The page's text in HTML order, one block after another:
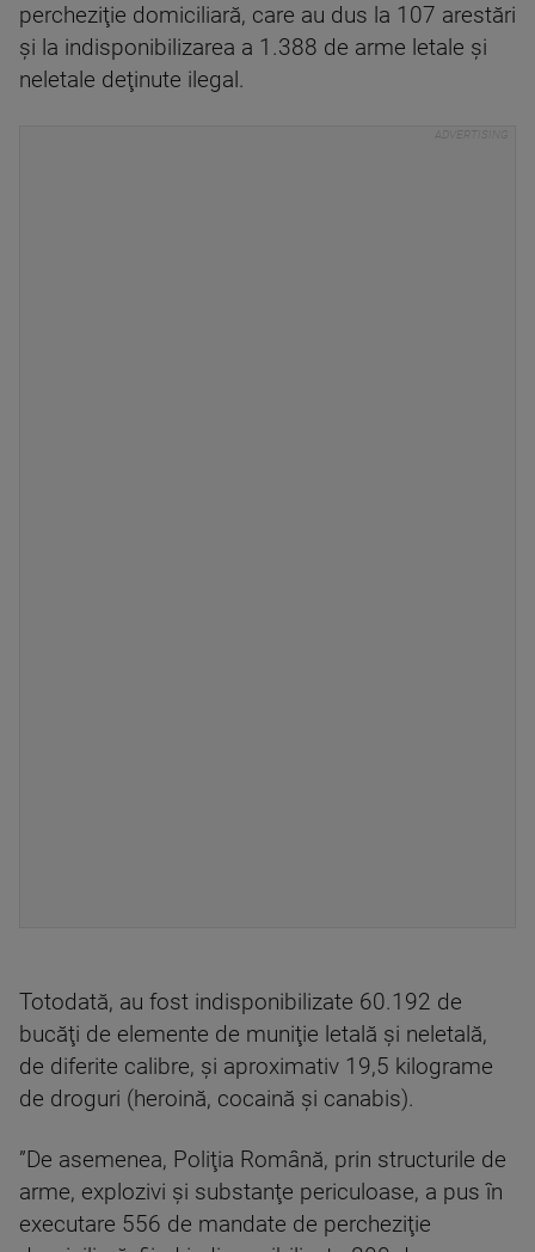
percheziţie domiciliară, care au dus la 107 arestări
şi la indisponibilizarea a 1.388 de arme letale şi
neletale deţinute ilegal.
Totodată, au fost indisponibilizate 60.192 de
bucăţi de elemente de muniţie letală şi neletală,
de diferite calibre, şi aproximativ 19,5 kilograme
de droguri (heroină, cocaină şi canabis).
”De asemenea, Poliţia Română, prin structurile de
arme, explozivi şi substanţe periculoase, a pus în
executare 556 de mandate de percheziţie